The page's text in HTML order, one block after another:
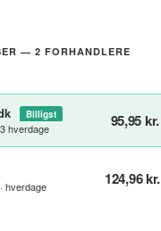
— 2 FORHANDLERE
Billigst
3 hverdage 95,95 kr.
hverdage 124,96 kr.